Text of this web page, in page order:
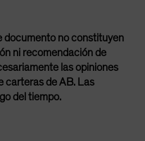
documento no constituyen
ni recomendación de
las opiniones
carteras de AB. Las
del tiempo.